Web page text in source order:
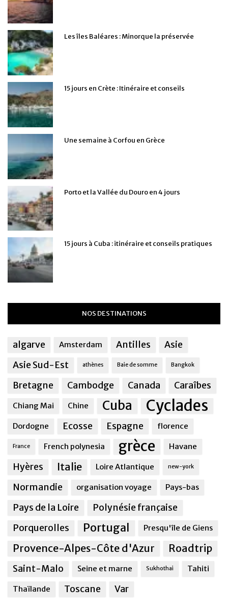
Les îles Baléares : Minorque la préservée
15 jours en Crète : Itinéraire et conseils
Une semaine à Corfou en Grèce
Porto et la Vallée du Douro en 4 jours
15 jours à Cuba : itinéraire et conseils pratiques
NOS DESTINATIONS
algarve Amsterdam Antilles
Asie
Asie Sud-Est
athènes Baie de somme Bangkok
Bretagne Cambodge Canada Caraîbes
Chiang Mai Chine Cuba Cyclades
Dordogne Ecosse Espagne florence
France French polynesia grèce Havane
Hyères Italie Loire Atlantique new-york
Normandie organisation voyage Pays-bas
Pays de la Loire
Polynésie française
Porquerolles
Portugal Presqu'île de Giens
Provence-Alpes-Côte d'Azur Roadtrip
Saint-Malo Seine et marne Sukhothai Tahiti
Thaïlande Toscane Var